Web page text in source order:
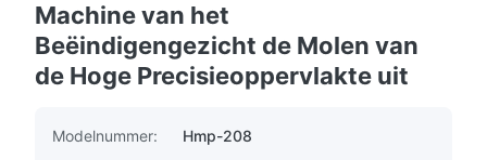
Machine van het
Beëindigengezicht de Molen van
de Hoge Precisieoppervlakte uit
Modelnummer:
Hmp-208